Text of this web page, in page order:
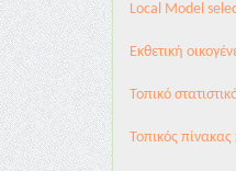
Local Model
Εκθετική
Τοπικό
Τοπικός